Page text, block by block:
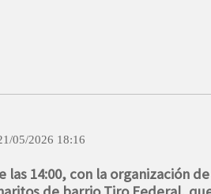
05/2026 18:16
las 14:00, con la organización